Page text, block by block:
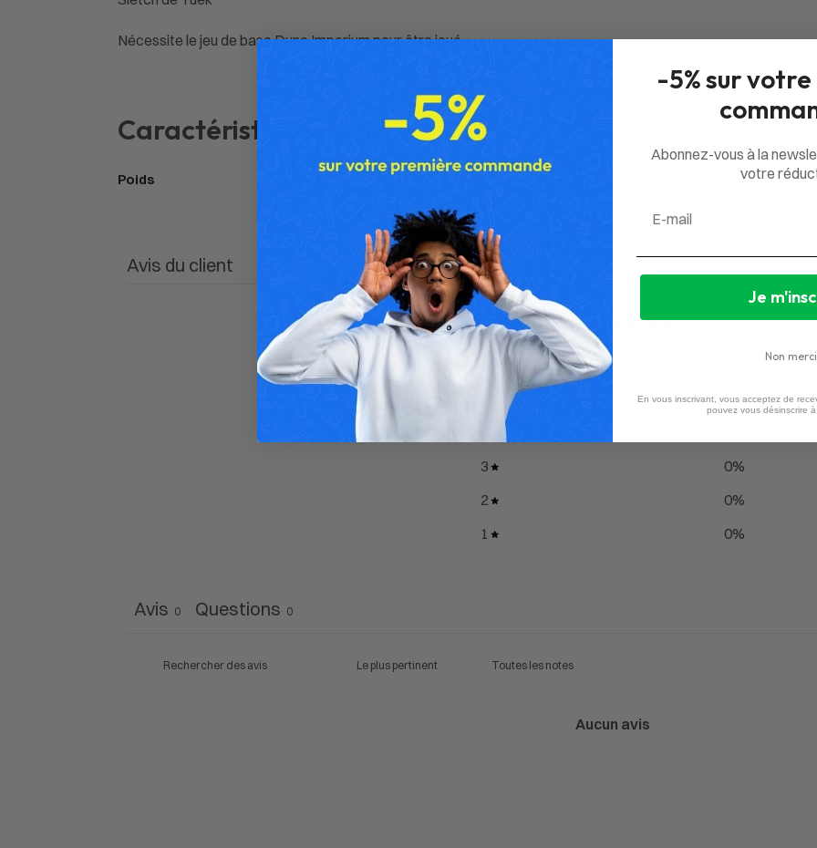
Nécessite le jeu de base Dune Imperium pour être joué.
Caractéristiques
Poids
Avis du client
0 / 5 0 avis
0%
3
0%
2
0%
1
0%
Avis 0 Questions 0
Aucun avis
-5% sur
Abonnez-vous à la
votre
Je
Non merci
En vous inscrivant, vous acceptez de
pouvez vous désinscrire